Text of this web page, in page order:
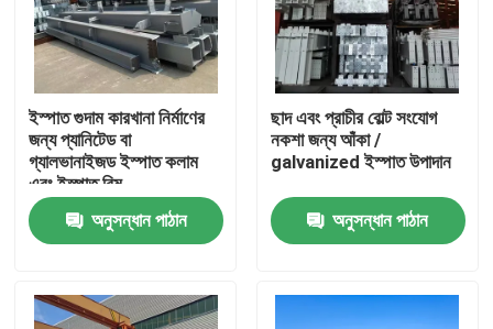
ইস্পাত গুদাম কারখানা নির্মাণের
জন্য প্যানিটেড বা
গ্যালভানাইজড ইস্পাত কলাম
এবং ইস্পাত বিম
অনুসন্ধান পাঠান
ছাদ এবং প্রাচীর বোল্ট সংযোগ
নকশা জন্য আঁকা /
galvanized ইস্পাত উপাদান
অনুসন্ধান পাঠান